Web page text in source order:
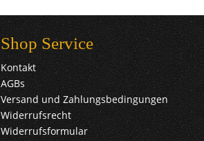
Shop Service
Kontakt
AGBs
Versand und Zahlungsbedingungen
Widerrufsrecht
Widerrufsformular